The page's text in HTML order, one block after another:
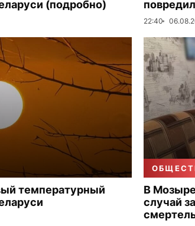
(подробно)
22:40
температурный
В
случай